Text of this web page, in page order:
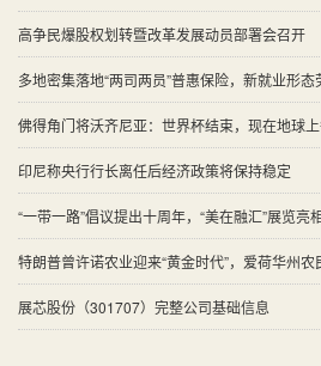
高争民爆股权划转暨改革发展动员部署会召开
多地密集落地“两司两员”普惠保险，新就业形态劳
佛得角门将沃齐尼亚：世界杯结束，现在地球上
印尼称央行行长离任后经济政策将保持稳定
“一带一路”倡议提出十周年，“美在融汇”展览亮
特朗普曾许诺农业迎来“黄金时代”，爱荷华州
展芯股份（301707）完整公司基础信息